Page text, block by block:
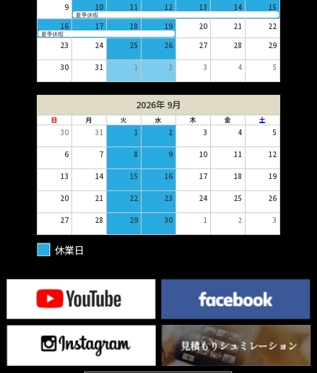
9 10 11 12 13 14 15
夏季休暇
16 17 18 19 20 21 22
夏季休暇
23 24 25 26 27 28 29
30 31 1 2 3 4 5
2026年 9月
日 月 火 水 木 金 土
30 31 1 2 3 4 5
6 7 8 9 10 11 12
13 14 15 16 17 18 19
20 21 22 23 24 25 26
27 28 29 30 1 2 3
休業日